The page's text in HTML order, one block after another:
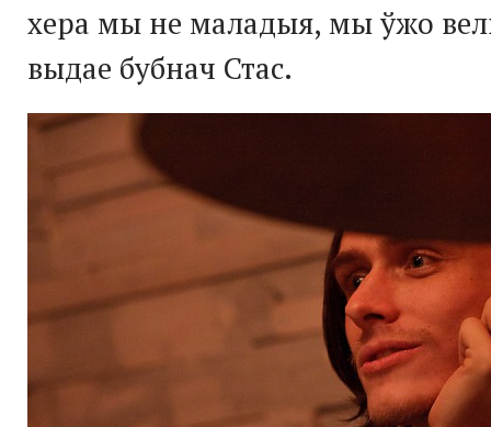
хера мы не маладыя, мы ўжо
выдае бубнач Стас.